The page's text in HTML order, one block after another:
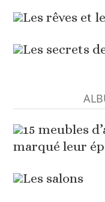
Les rêves et
Les secrets
15 meubles
marqué leur
Les salons